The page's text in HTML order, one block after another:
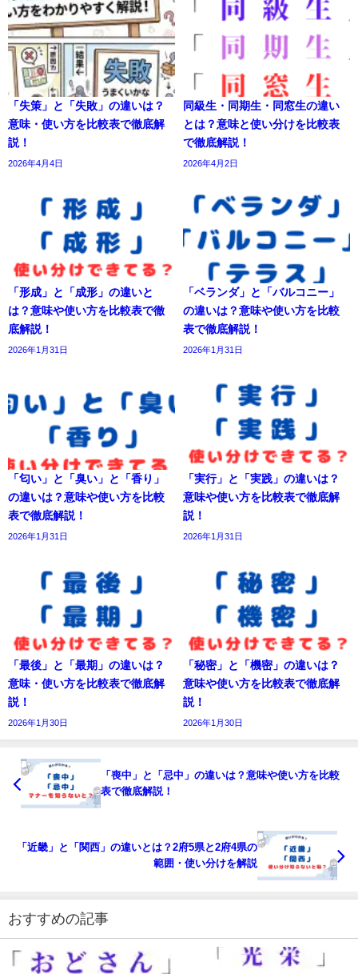
「失策」と「失敗」の違いは？
意味・使い方を比較表で徹底解
説！
2026年4月4日
同級生・同期生・同窓生の違い
とは？意味と使い分けを比較表
で徹底解説！
2026年4月2日
「形成」と「成形」の違いと
は？意味や使い方を比較表で徹
底解説！
2026年1月31日
「ベランダ」と「バルコニー」
の違いは？意味や使い方を比較
表で徹底解説！
2026年1月31日
「匂い」と「臭い」と「香り」
の違いは？意味や使い方を比較
表で徹底解説！
2026年1月31日
「実行」と「実践」の違いは？
意味や使い方を比較表で徹底解
説！
2026年1月31日
「最後」と「最期」の違いは？
意味・使い方を比較表で徹底解
説！
2026年1月30日
「秘密」と「機密」の違いは？
意味や使い方を比較表で徹底解
説！
2026年1月30日
「喪中」と「忌中」の違いは？意味や使い方を比較
表で徹底解説！
「近畿」と「関西」の違いとは？2府5県と2府4県の
範囲・使い分けを解説
おすすめの記事